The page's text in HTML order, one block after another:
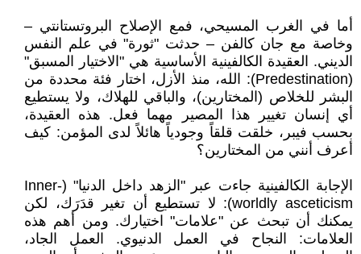
أما في الغرب المسيحي، فمع الإصلاح البروتستانتي –
وخاصة مع جان كالفن – حدثت "ثورة" في علم النفس
الديني. العقيدة الكالفينية الأساسية هي "الاختيار المسبق"
(Predestination): الله، منذ الأزل، اختار فئة محددة من
البشر للخلاص (المختارين)، والباقي للهلاك، ولا يستطيع
أي إنسان تغيير هذا المصير مهما فعل. هذه العقيدة،
بحسب فيبر، خلقت قلقاً وجودياً هائلاً لدى المؤمن: كيف
أعرف أنني من المختارين؟
الإجابة الكالفينية جاءت عبر "الزهد داخل الدنيا" (Inner-
worldly asceticism): لا تستطيع أن تغير قدَرَك، لكن
يمكنك أن تبحث عن "علامات" اختيارك. ومن أهم هذه
العلامات: النجاح في العمل الدنيوي. العمل الجاد،